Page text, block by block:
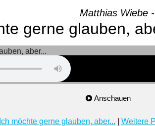
Matthias Wiebe
gerne glauben,
Anschauen
Ich möchte gerne glauben, aber... Weitere